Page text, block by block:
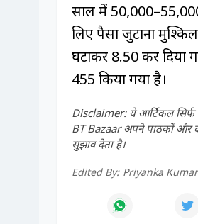
साल में
लिए पैसा जुटाना
घटाकर ₹8.50 कर
₹455 किया गया है।
Disclaimer: ये आर्टिकल सिर्फ
BT Bazaar अपने पाठकों और
सुझाव देता है।
Edited By: Priyanka